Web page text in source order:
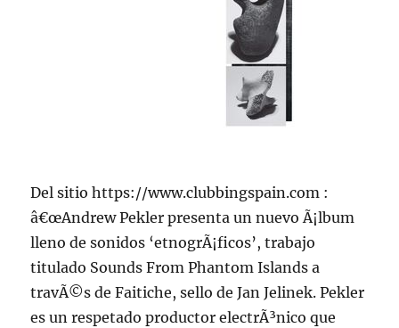
Del sitio https://www.clubbingspain.com :
â€œAndrew Pekler presenta un nuevo Ã¡lbum
lleno de sonidos ‘etnogrÃ¡ficos’, trabajo
titulado Sounds From Phantom Islands a
travÃ©s de Faitiche, sello de Jan Jelinek. Pekler
es un respetado productor electrÃ³nico que